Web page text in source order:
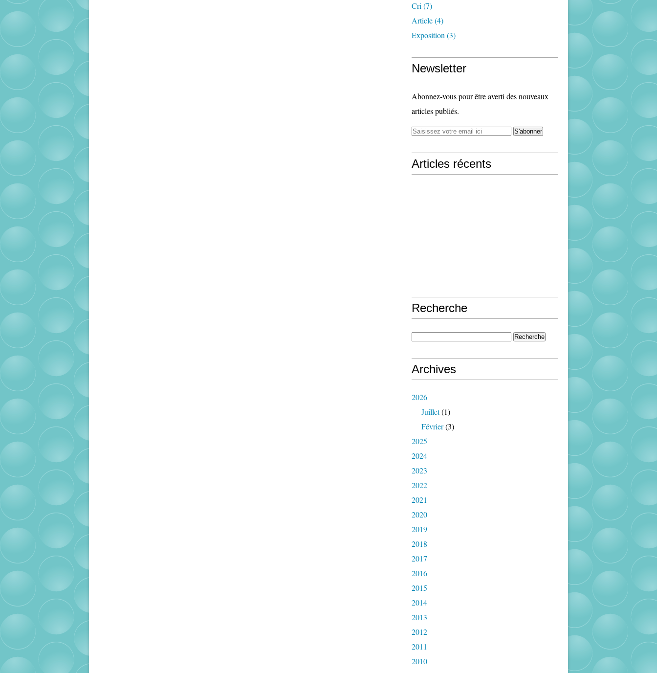
Cri (7)
Article(4)
Exposition (3)
Newsletter
Abonnez-vous pour être averti des nouveaux
articles publiés.
Articles récents
Recherche
Archives
2026
Juillet(1)
Février(3)
2025
2024
2023
2022
2021
2020
2019
2018
2017
2016
2015
2014
2013
2012
2011
2010